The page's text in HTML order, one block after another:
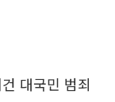
대국민 범죄